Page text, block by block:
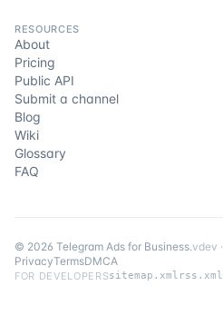
RESOURCES
About
Pricing
Public API
Submit a channel
Blog
Wiki
Glossary
FAQ
© 2026 Telegram Ads for Business.vdev ·
PrivacyTermsDMCA
FOR DEVELOPERSsitemap.xml rss.xml